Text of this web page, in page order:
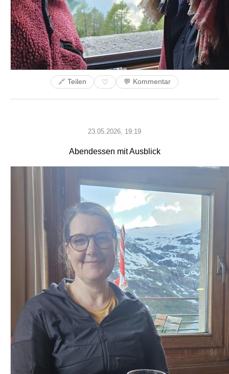
🔗 Teilen ♡ 💬 Kommentar
23.05.2026, 19:19
Abendessen mit Ausblick